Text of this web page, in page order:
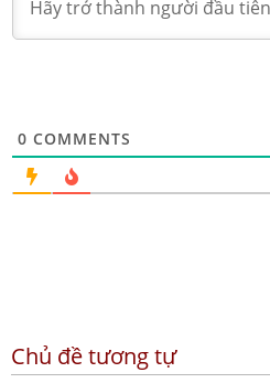
0 COMMENTS
Chủ đề tương tự